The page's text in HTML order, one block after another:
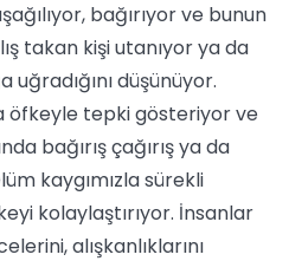
bağırıyor ve bunun
takan kişi utanıyor ya da
uğradığını düşünüyor.
öfkeyle tepki gösteriyor ve
bağırış çağırış ya da
kaygımızla sürekli
kolaylaştırıyor. İnsanlar
alışkanlıklarını